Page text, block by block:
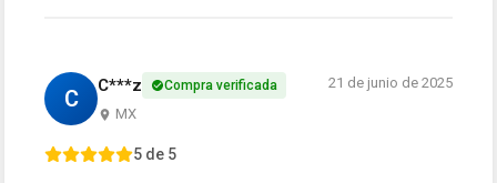
C C***z Compra verificada
MX
21 de junio de 2025
5 de 5